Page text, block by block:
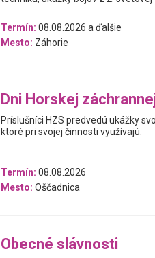
Termín: 08.08.2026 a ďalšie
Mesto: Záhorie
Dni Horskej
Príslušníci HZS predvedú ukážky
ktoré pri svojej činnosti využívajú.
Termín: 08.08.2026
Mesto: Oščadnica
Obecné slávnosti